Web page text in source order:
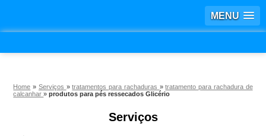
MENU
Home » Serviços »tratamentos para rachaduras »tratamento para rachadura de
calcanhar»produtos para pés ressecados Glicério
Serviços